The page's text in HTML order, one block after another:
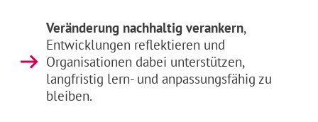
Veränderung nachhaltig verankern,
Entwicklungen reflektieren und
Organisationen dabei unterstützen,
langfristig lern- und anpassungsfähig zu
bleiben.